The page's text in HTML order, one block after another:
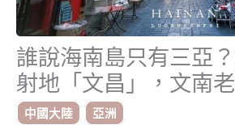
誰說海南島只有三亞
射地「文昌」，文南
第一市場，人少景美性
中國大陸 亞洲